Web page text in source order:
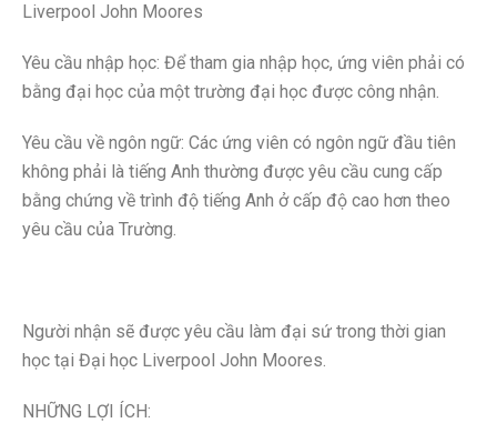
Liverpool John Moores
Yêu cầu nhập học: Để tham gia nhập học, ứng viên phải có
bằng đại học của một trường đại học được công nhận.
Yêu cầu về ngôn ngữ: Các ứng viên có ngôn ngữ đầu tiên
không phải là tiếng Anh thường được yêu cầu cung cấp
bằng chứng về trình độ tiếng Anh ở cấp độ cao hơn theo
yêu cầu của Trường.
Người nhận sẽ được yêu cầu làm đại sứ trong thời gian
học tại Đại học Liverpool John Moores.
NHỮNG LỢI ÍCH: